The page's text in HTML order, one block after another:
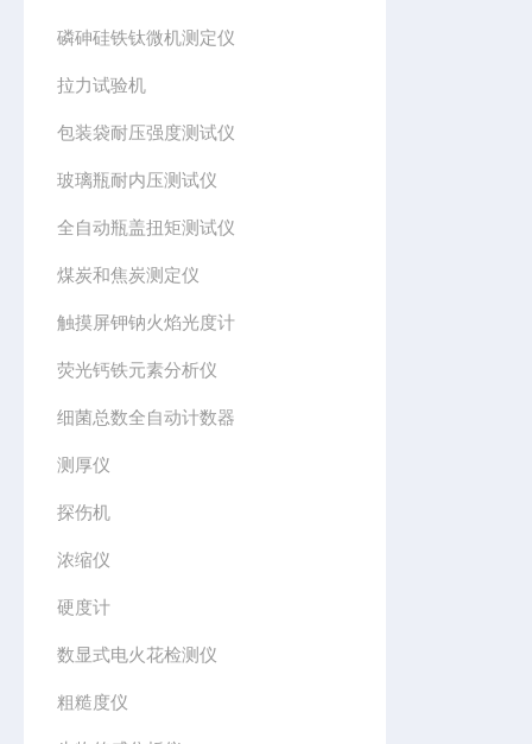
磷砷硅铁钛微机测定仪
拉力试验机
包装袋耐压强度测试仪
玻璃瓶耐内压测试仪
全自动瓶盖扭矩测试仪
煤炭和焦炭测定仪
触摸屏钾钠火焰光度计
荧光钙铁元素分析仪
细菌总数全自动计数器
测厚仪
探伤机
浓缩仪
硬度计
数显式电火花检测仪
粗糙度仪